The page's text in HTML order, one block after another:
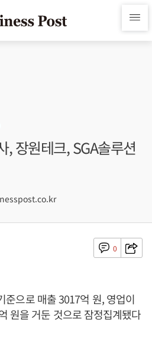
, 장원테크, SGA솔루션
0
준으로 매출 3017억 원, 영업이
원을 거둔 것으로 잠정집계됐다